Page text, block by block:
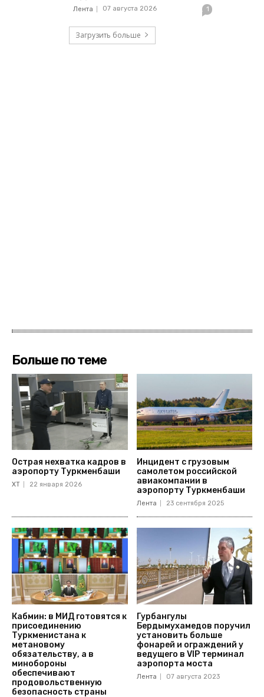
Лента 07 августа 2026 1
Загрузить больше
Больше по теме
Острая нехватка кадров в
аэропорту Туркменбаши
ХТ 22 января 2026
Инцидент с грузовым
самолетом российской
авиакомпании в
аэропорту Туркменбаши
Лента 23 сентября 2025
Кабмин: в МИД готовятся к
присоединению
Туркменистана к
метановому
обязательству, а в
минобороны
обеспечивают
продовольственную
безопасность страны
Гурбангулы
Бердымухамедов поручил
установить больше
фонарей и ограждений у
ведущего в VIP терминал
аэропорта моста
Лента 07 августа 2023